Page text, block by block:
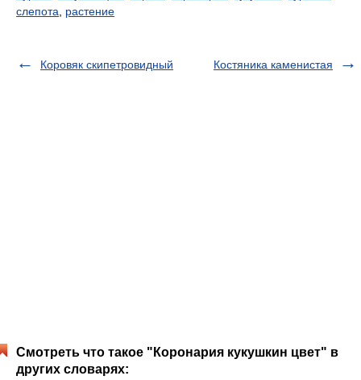
слепота
растение
Коровяк скипетровидный Костяника каменистая
Смотреть что такое "Коронария кукушкин цвет" в
других словарях: